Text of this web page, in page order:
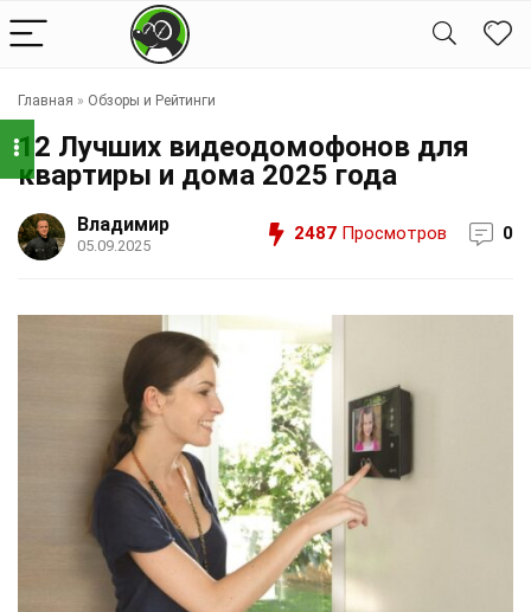
Главная » Обзоры и Рейтинги
12 Лучших видеодомофонов для
квартиры и дома 2025 года
Владимир
05.09.2025
2487 Просмотров 0